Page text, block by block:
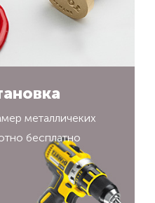
металличеких
бесплатно